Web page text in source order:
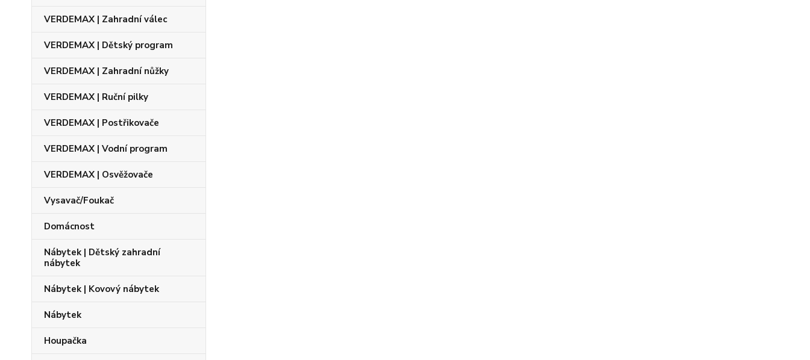
VERDEMAX | Zahradní válec
VERDEMAX | Dětský program
VERDEMAX | Zahradní nůžky
VERDEMAX | Ruční pilky
VERDEMAX | Postřikovače
VERDEMAX | Vodní program
VERDEMAX | Osvěžovače
Vysavač/Foukač
Domácnost
Nábytek | Dětský zahradní
nábytek
Nábytek | Kovový nábytek
Nábytek
Houpačka